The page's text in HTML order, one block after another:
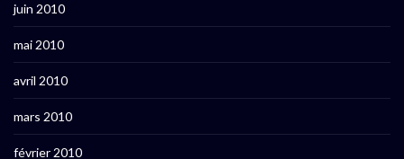
juin 2010
mai 2010
avril 2010
mars 2010
février 2010